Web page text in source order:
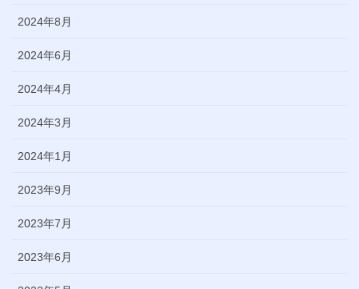
2024年8月
2024年6月
2024年4月
2024年3月
2024年1月
2023年9月
2023年7月
2023年6月